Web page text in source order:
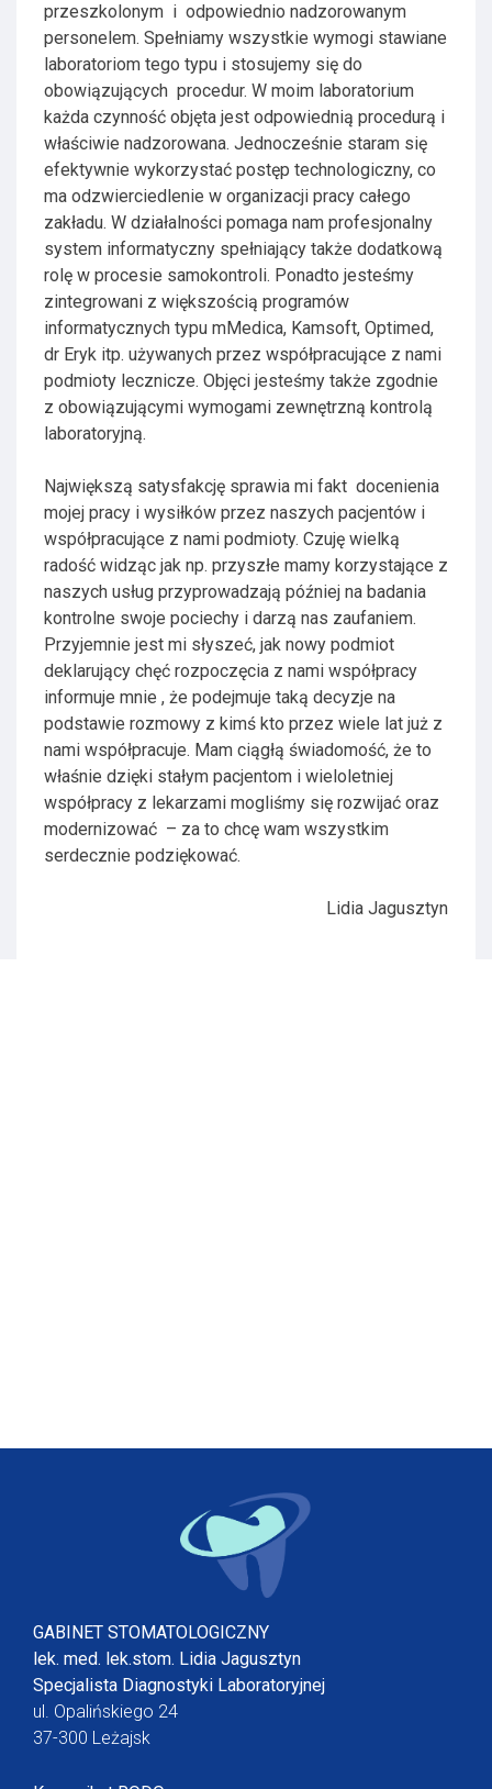
przeszkolonym i odpowiednio nadzorowanym
personelem. Spełniamy wszystkie wymogi stawiane
laboratoriom tego typu i stosujemy się do
obowiązujących procedur. W moim laboratorium
każda czynność objęta jest odpowiednią procedurą i
właściwie nadzorowana. Jednocześnie staram się
efektywnie wykorzystać postęp technologiczny, co
ma odzwierciedlenie w organizacji pracy całego
zakładu. W działalności pomaga nam profesjonalny
system informatyczny spełniający także dodatkową
rolę w procesie samokontroli. Ponadto jesteśmy
zintegrowani z większością programów
informatycznych typu mMedica, Kamsoft, Optimed,
dr Eryk itp. używanych przez współpracujące z nami
podmioty lecznicze. Objęci jesteśmy także zgodnie
z obowiązującymi wymogami zewnętrzną kontrolą
laboratoryjną.
Największą satysfakcję sprawia mi fakt docenienia
mojej pracy i wysiłków przez naszych pacjentów i
współpracujące z nami podmioty. Czuję wielką
radość widząc jak np. przyszłe mamy korzystające z
naszych usług przyprowadzają później na badania
kontrolne swoje pociechy i darzą nas zaufaniem.
Przyjemnie jest mi słyszeć, jak nowy podmiot
deklarujący chęć rozpoczęcia z nami współpracy
informuje mnie , że podejmuje taką decyzje na
podstawie rozmowy z kimś kto przez wiele lat już z
nami współpracuje. Mam ciągłą świadomość, że to
właśnie dzięki stałym pacjentom i wieloletniej
współpracy z lekarzami mogliśmy się rozwijać oraz
modernizować – za to chcę wam wszystkim
serdecznie podziękować.
Lidia Jagusztyn
GABINET STOMATOLOGICZNY
lek. med. lek.stom. Lidia Jagusztyn
Specjalista Diagnostyki Laboratoryjnej
ul. Opalińskiego 24
37-300 Leżajsk